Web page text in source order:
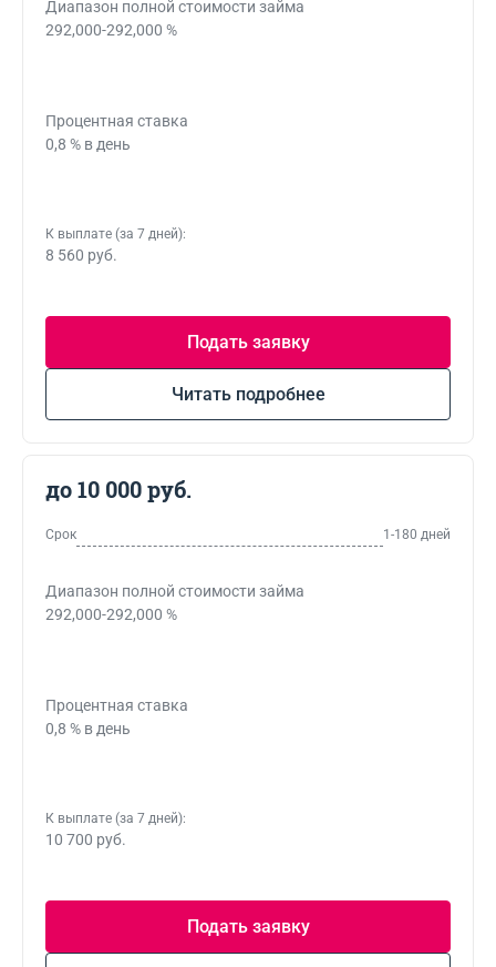
Диапазон полной стоимости займа
292,000-292,000 %
Процентная ставка
0,8 % в день
К выплате (за 7 дней):
8 560 руб.
Подать заявку
Читать подробнее
до 10 000 руб.
Срок 1-180 дней
Диапазон полной стоимости займа
292,000-292,000 %
Процентная ставка
0,8 % в день
К выплате (за 7 дней):
10 700 руб.
Подать заявку